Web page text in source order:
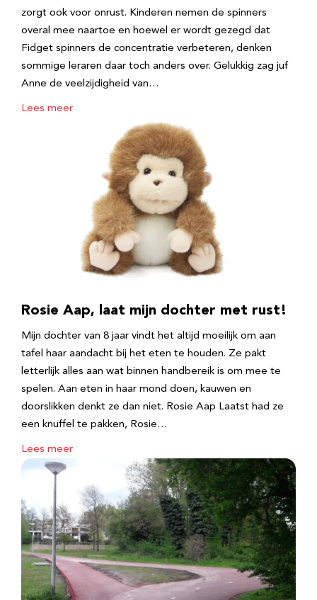
zorgt ook voor onrust. Kinderen nemen de spinners
overal mee naartoe en hoewel er wordt gezegd dat
Fidget spinners de concentratie verbeteren, denken
sommige leraren daar toch anders over. Gelukkig zag juf
Anne de veelzijdigheid van…
Lees meer
Rosie Aap, laat mijn dochter met rust!
Mijn dochter van 8 jaar vindt het altijd moeilijk om aan
tafel haar aandacht bij het eten te houden. Ze pakt
letterlijk alles aan wat binnen handbereik is om mee te
spelen. Aan eten in haar mond doen, kauwen en
doorslikken denkt ze dan niet. Rosie Aap Laatst had ze
een knuffel te pakken, Rosie…
Lees meer